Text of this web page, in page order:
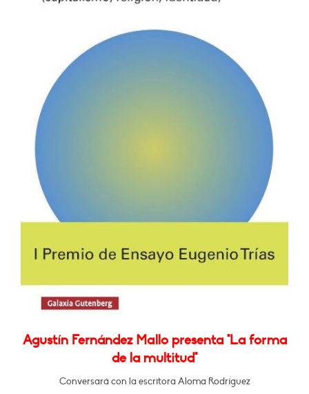
Agustín Fernández Mallo presenta "La forma
de la multitud"
Conversará con la escritora Aloma Rodríguez